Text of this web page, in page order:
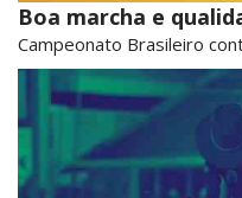
Boa marcha e
Campeonato Brasileiro